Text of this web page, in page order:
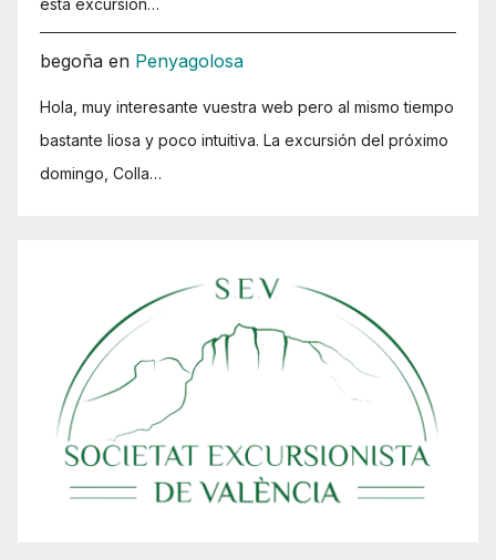
begoña en Penyagolosa
Hola, muy interesante vuestra web pero al mismo tiempo
bastante liosa y poco intuitiva. La excursión del próximo
domingo, Colla…